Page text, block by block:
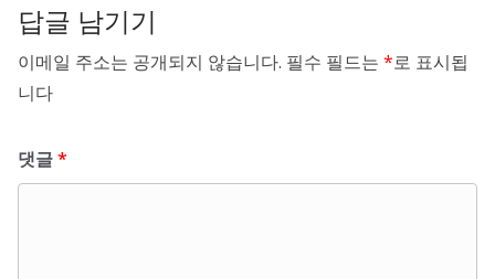
답글 남기기
이메일 주소는 공개되지 않습니다. 필수 필드는 *로 표시됩
니다
댓글*